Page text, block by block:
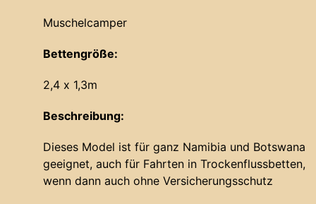
Muschelcamper
Bettengröße:
2,4 x 1,3m
Beschreibung:
Dieses Model ist für ganz Namibia und Botswana
geeignet, auch für Fahrten in Trockenflussbetten,
wenn dann auch ohne Versicherungsschutz